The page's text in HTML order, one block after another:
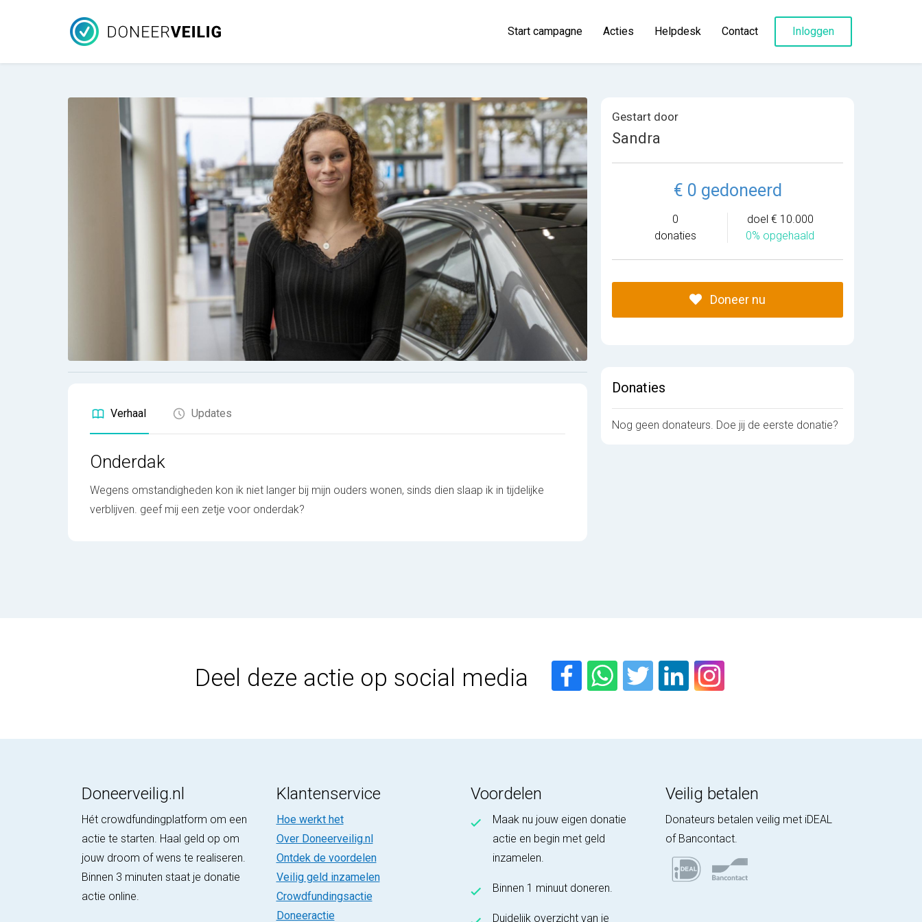
Start campagne Acties Helpdesk Contact Inloggen
Verhaal Updates
Onderdak
Wegens omstandigheden kon ik niet langer bij mijn ouders wonen, sinds dien slaap ik in tijdelijke
verblijven. geef mij een zetje voor onderdak?
Gestart door
Sandra
€ 0 gedoneerd
0
donaties
doel € 10.000
0% opgehaald
Doneer nu
Donaties
Nog geen donateurs. Doe jij de eerste donatie?
Deel deze actie op social media
Doneerveilig.nl
Hét crowdfundingplatform om een
actie te starten. Haal geld op om
jouw droom of wens te realiseren.
Binnen 3 minuten staat je donatie
actie online.
Klantenservice
Hoe werkt het
Over Doneerveilig.nl
Ontdek de voordelen
Veilig geld inzamelen
Crowdfundingsactie
Doneeractie
Voordelen
Maak nu jouw eigen donatie
actie en begin met geld
inzamelen.
Binnen 1 minuut doneren.
Duidelijk overzicht van je
Veilig betalen
Donateurs betalen veilig met iDEAL
of Bancontact.